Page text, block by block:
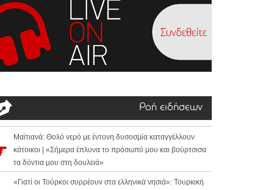
Ροή ειδήσεων
Μαϊτιανά: Θολό νερό με έντονη δυσοσμία καταγγέλλουν
κάτοικοι | «Σήμερα έπλυνα το πρόσωπό μου και βούρτσισα
τα δόντια μου στη δουλειά»
«Γιατί οι Τούρκοι συρρέουν στα ελληνικά νησιά»: Τουρκική